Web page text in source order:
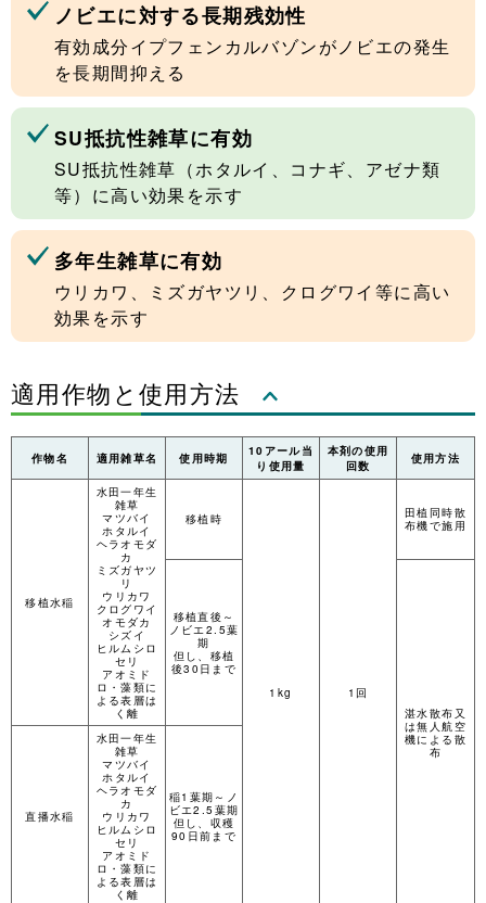
ノビエに対する長期残効性
有効成分イプフェンカルバゾンがノビエの発生
を長期間抑える
SU抵抗性雑草に有効
SU抵抗性雑草（ホタルイ、コナギ、アゼナ類
等）に高い効果を示す
多年生雑草に有効
ウリカワ、ミズガヤツリ、クログワイ等に高い
効果を示す
適用作物と使用方法
作物名 適用雑草名 使用時期
10アール当
り使用量
本剤の使用
回数
使用方法
移植水稲
水田一年生
雑草
マツバイ
ホタルイ
ヘラオモダ
カ
ミズガヤツ
リ
ウリカワ
クログワイ
オモダカ
シズイ
ヒルムシロ
セリ
アオミド
ロ・藻類に
よる表層は
く離
移植時
1kg 1回
田植同時散
布機で施用
移植直後～
ノビエ2.5葉
期
但し、移植
後30日まで
湛水散布又
は無人航空
機による散
布
直播水稲
水田一年生
雑草
マツバイ
ホタルイ
ヘラオモダ
カ
ウリカワ
ヒルムシロ
セリ
アオミド
ロ・藻類に
よる表層は
く離
稲1葉期～ノ
ビエ2.5葉期
但し、収穫
90日前まで